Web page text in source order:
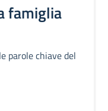
famiglia
parole chiave del